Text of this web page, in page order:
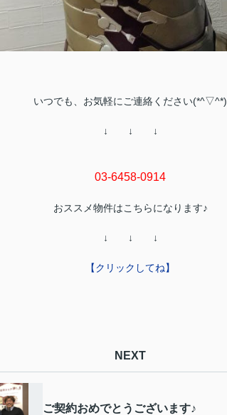
いつでも、お気軽にご連絡ください(*^▽^*)
↓ ↓ ↓
03-6458-0914
おススメ物件はこちらになります♪
↓ ↓ ↓
【クリックしてね】
NEXT
ご契約おめでとうございます♪